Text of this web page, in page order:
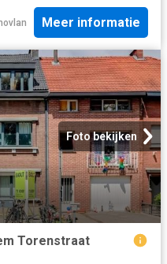
Meer informatie
Foto bekijken
Torenstraat